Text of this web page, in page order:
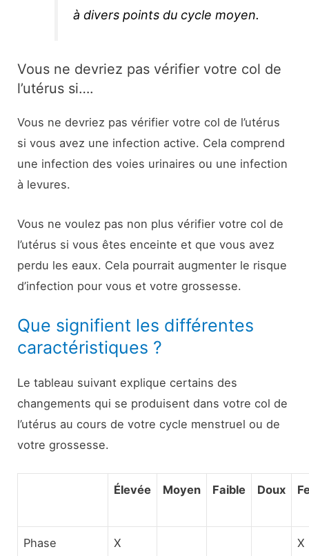
à divers points du cycle moyen.
Vous ne devriez pas vérifier votre col de
l’utérus si….
Vous ne devriez pas vérifier votre col de l’utérus
si vous avez une infection active. Cela comprend
une infection des voies urinaires ou une infection
à levures.
Vous ne voulez pas non plus vérifier votre col de
l’utérus si vous êtes enceinte et que vous avez
perdu les eaux. Cela pourrait augmenter le risque
d’infection pour vous et votre grossesse.
Que signifient les différentes
caractéristiques ?
Le tableau suivant explique certains des
changements qui se produisent dans votre col de
l’utérus au cours de votre cycle menstruel ou de
votre grossesse.
Élevée Moyen Faible Doux
Phase
X X